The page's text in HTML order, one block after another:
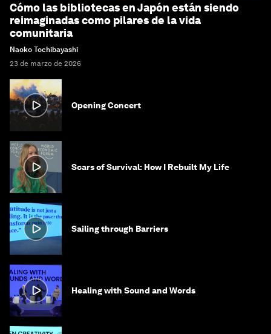
Cómo las bibliotecas en Japón están siendo
reimaginadas como pilares de la vida
comunitaria
Naoko Tochibayashi
23 de marzo de 2026
Opening Concert
Scars of Survival: How I Rebuilt My Life
Sailing through Barriers
Healing with Sound and Words